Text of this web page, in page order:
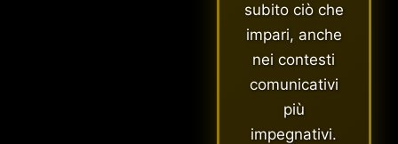
subito ciò che
impari, anche
nei contesti
comunicativi
più
impegnativi.